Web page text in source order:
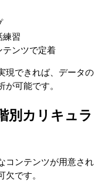
練習
テンツで定着
現できれば、データの
可能です。
別カリキュラ
コンテンツが用意され
です。